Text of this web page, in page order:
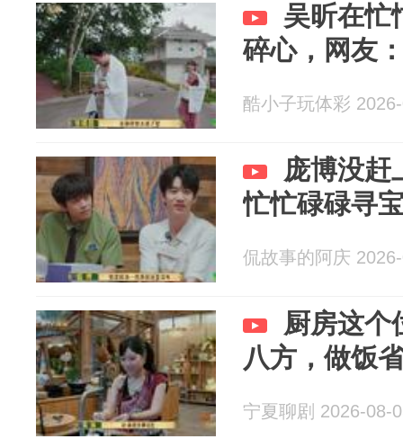
吴昕在忙
碎心，网友
酷小子玩体彩
庞博没赶
忙忙碌碌寻
侃故事的阿庆
厨房这个
八方，做饭
宁夏聊剧 2026-08-